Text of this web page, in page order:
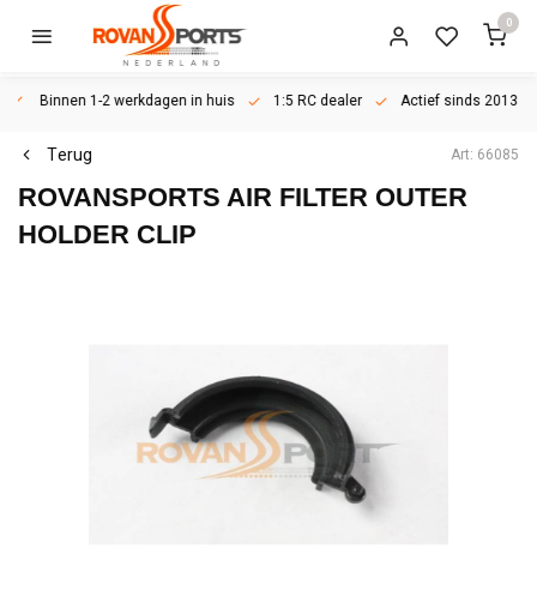
0
Binnen 1-2 werkdagen in huis 1:5 RC dealer Actief sinds 2013
Terug Art: 66085
ROVANSPORTS AIR FILTER OUTER
HOLDER CLIP